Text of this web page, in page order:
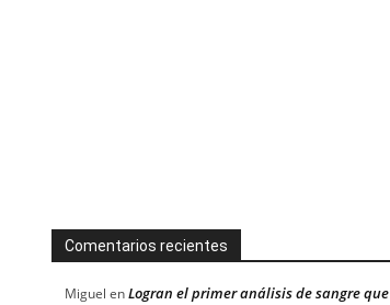
Comentarios recientes
Miguel enLogran el primer análisis de sangre que